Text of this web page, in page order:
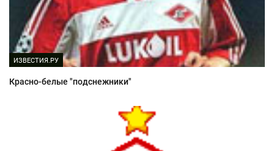
ИЗВЕСТИЯ.РУ
Красно-белые "подснежники"